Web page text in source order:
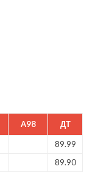
A98 ДТ
89.99
89.90